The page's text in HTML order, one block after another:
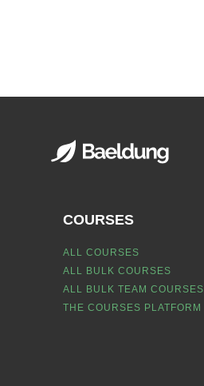
COURSES
ALL COURSES
ALL BULK COURSES
ALL BULK TEAM COURSES
THE COURSES PLATFORM